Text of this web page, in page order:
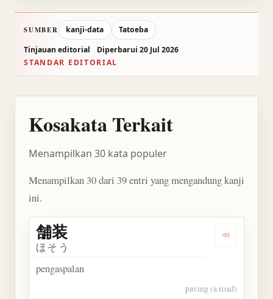
SUMBER kanji-data
Tatoeba
Tinjauan editorial
Diperbarui 20 Jul 2026
STANDAR EDITORIAL
Kosakata Terkait
Menampilkan 30 kata populer
Menampilkan 30 dari 39 entri yang mengandung kanji
ini.
Dengarkan
舗装
ほそう
pengaspalan
paving (a road)